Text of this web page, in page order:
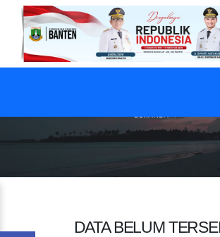
BERANDA
DATA BELUM